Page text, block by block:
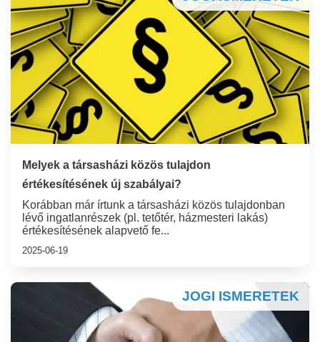
Melyek a társasházi közös tulajdon
értékesítésének új szabályai?
Korábban már írtunk a társasházi közös tulajdonban
lévő ingatlanrészek (pl. tetőtér, házmesteri lakás)
értékesítésének alapvető fe...
2025-06-19
JOGI ISMERETEK